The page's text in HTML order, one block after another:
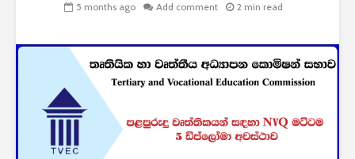
5 months ago Add comment 2 min read